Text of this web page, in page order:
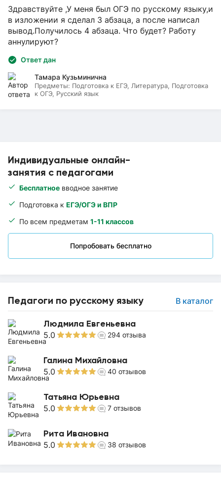
Индивидуальные онлайн-
занятия с педагогами
Бесплатное вводное занятие
Подготовка к ЕГЭ/ОГЭ и ВПР
По всем предметам 1-11 классов
Попробовать бесплатно
Педагоги по русскому языку В каталог
Людмила Евгеньевна
5.0 294 отзыва
Галина Михайловна
5.0 40 отзывов
Татьяна Юрьевна
5.0 7 отзывов
Рита Ивановна
5.0 38 отзывов
Здравствуйте ,У меня был ОГЭ по русскому языку,и
в изложении я сделал 3 абзаца, а после написал
вывод.Получилось 4 абзаца. Что будет? Работу
аннулируют?
Ответ дан
Тамара Кузьминична
Предметы: Подготовка к ЕГЭ, Литература, Подготовка
к ОГЭ, Русский язык